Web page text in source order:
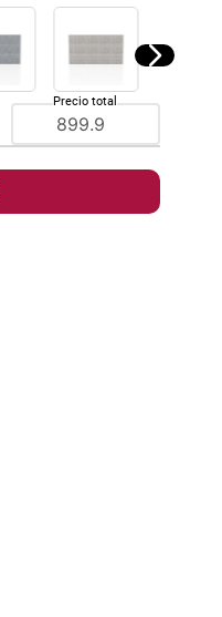
Precio total